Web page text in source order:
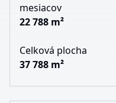
mesiacov
22 788 m²
Celková plocha
37 788 m²